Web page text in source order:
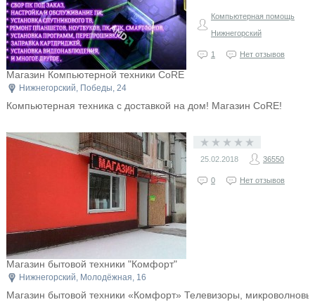
Магазин Компьютерной техники СoRE
Нижнегорский, Победы, 24
Компьютерная техника с доставкой на дом! Магазин СoRE!
Компьютерная помощь
Нижнегорский
1 Нет отзывов
Магазин бытовой техники "Комфорт"
Нижнегорский, Молодёжная, 16
​Магазин бытовой техники «Комфорт» Телевизоры,
25.02.2018 36550
0 Нет отзывов